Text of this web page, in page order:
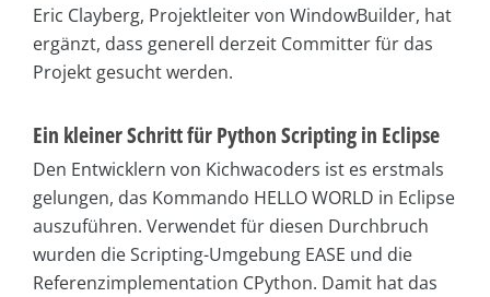
Eric Clayberg, Projektleiter von WindowBuilder, hat
ergänzt, dass generell derzeit Committer für das
Projekt gesucht werden.
Ein kleiner Schritt für Python Scripting in Eclipse
Den Entwicklern von Kichwacoders ist es erstmals
gelungen, das Kommando HELLO WORLD in Eclipse
auszuführen. Verwendet für diesen Durchbruch
wurden die Scripting-Umgebung EASE und die
Referenzimplementation CPython. Damit hat das